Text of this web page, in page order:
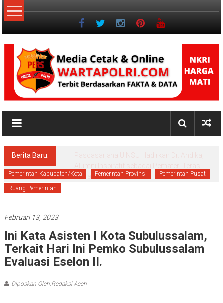
Lompat
ke
NKRI
Jurnalisme
Berita Baru:
Pascasarjana UINSU Hadirkan Dr. Andika,
Alumni Inspiratif sebagai Pemateri Teras
Literasi
Pemerintah Kabupaten/Kota Pemerintah Provinsi Pemerintah Pusat
Ruang Pemerintah
Februari 13, 2023
Ini Kata Asisten I Kota Subulussalam,
Terkait Hari Ini Pemko Subulussalam
Evaluasi Eselon II.
Diposkan Oleh:Redaksi Aceh